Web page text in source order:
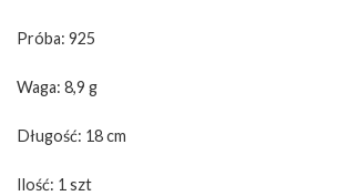
Próba: 925
Waga: 8,9 g
Długość: 18 cm
Ilość: 1 szt